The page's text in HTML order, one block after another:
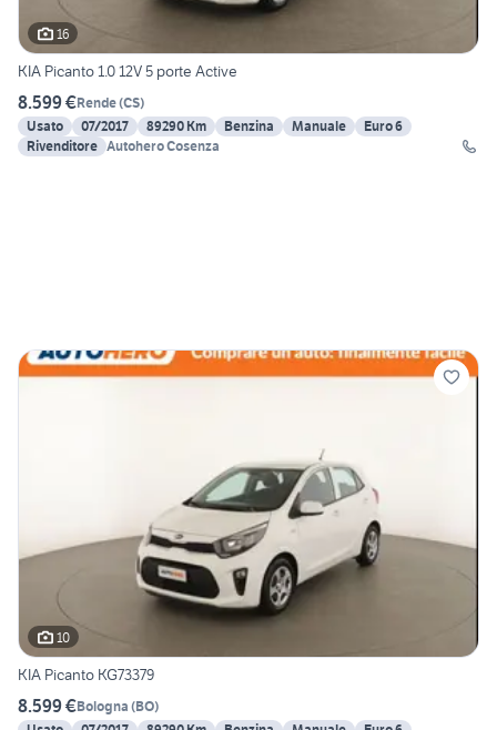
16
KIA Picanto 1.0 12V 5 porte Active
8.599 €Rende(CS)
Usato
07/2017 89290 Km Benzina Manuale
Euro 6
Rivenditore Autohero Cosenza
10
KIA Picanto KG73379
8.599 €Bologna (BO)